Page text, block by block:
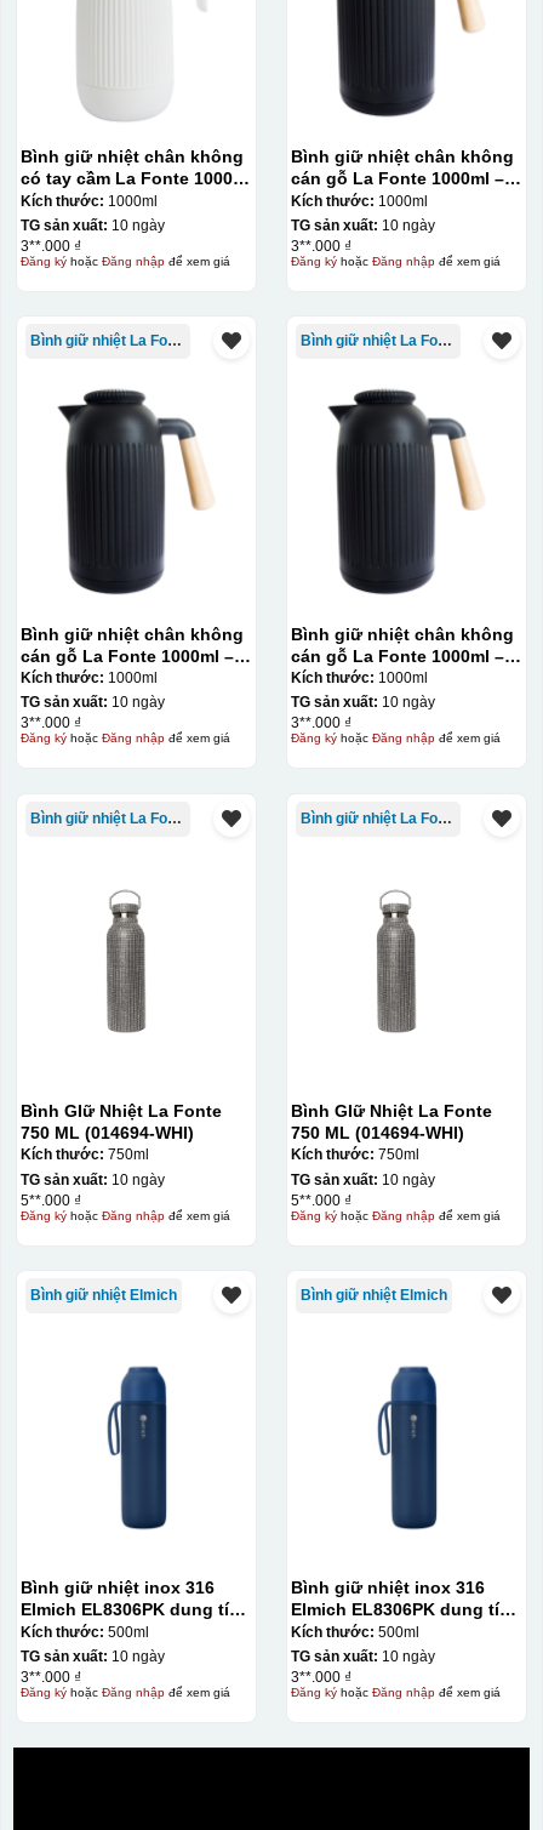
Bước 3: Xếp sản phẩm sau khi dán vào lò nung và
vàng, khi in ở nhiệt cao, nền đó sẽ cháy và biến mất để
lại mực in logo dính chết lên gốm sứ [gallery link="file"
size="full" ids="29792,29791,29790"]
Ưu, nhược điểm của in Decal trượt nước
trên gốm sứ
Ưu điểm
Nhược điểm
mặt vật liệu rất tốt,
không phai theo thời
Không thể tẩy xoá
được nếu in sai,
hoặc rất khó khắn
về tẩy xoá
in 1 số màu: Màu
hồng cánh sen,
Khó khăn trong việc
in chuyển màu (dễ
trong việc in đơn
sắc)
Thông tin, hình ảnh in
trên chất liệu decal
Chất liệu in decal
phong phú, dễ dàng
lựa chọn chất liệu
phù hợp với nhu cầu.
Bình giữ nhiệt chân không
có tay cầm La Fonte 1000ml
– 011655
Kích thước: 1000ml
TG sản xuất: 10 ngày
3**.000 ₫
Đăng kýhoặc Đăng nhậpđể xem giá
Bình giữ nhiệt chân không
cán gỗ La Fonte 1000ml –
011679
Kích thước: 1000ml
TG sản xuất: 10 ngày
3**.000 ₫
Đăng kýhoặc Đăng nhậpđể xem giá
Bình giữ nhiệt La Fonte
Bình giữ nhiệt chân không
cán gỗ La Fonte 1000ml –
011679
Kích thước: 1000ml
TG sản xuất: 10 ngày
3**.000 ₫
Đăng kýhoặc Đăng nhậpđể xem giá
Bình giữ nhiệt La Fonte
Bình giữ nhiệt chân không
cán gỗ La Fonte 1000ml –
011679
Kích thước: 1000ml
TG sản xuất: 10 ngày
3**.000 ₫
Đăng kýhoặc Đăng nhậpđể xem giá
Bình giữ nhiệt La Fonte
Bình GIữ Nhiệt La Fonte
750 ML (014694-WHI)
Kích thước: 750ml
TG sản xuất: 10 ngày
5**.000 ₫
Đăng kýhoặc Đăng nhậpđể xem giá
Bình giữ nhiệt La Fonte
Bình GIữ Nhiệt La Fonte
750 ML (014694-WHI)
Kích thước: 750ml
TG sản xuất: 10 ngày
5**.000 ₫
Đăng kýhoặc Đăng nhậpđể xem giá
Bình giữ nhiệt Elmich
Bình giữ nhiệt inox 316
Elmich EL8306PK dung tích
500ml
Kích thước: 500ml
TG sản xuất: 10 ngày
3**.000 ₫
Đăng kýhoặc Đăng nhậpđể xem giá
Bình giữ nhiệt Elmich
Bình giữ nhiệt inox 316
Elmich EL8306PK dung tích
500ml
Kích thước: 500ml
TG sản xuất: 10 ngày
3**.000 ₫
Đăng kýhoặc Đăng nhậpđể xem giá